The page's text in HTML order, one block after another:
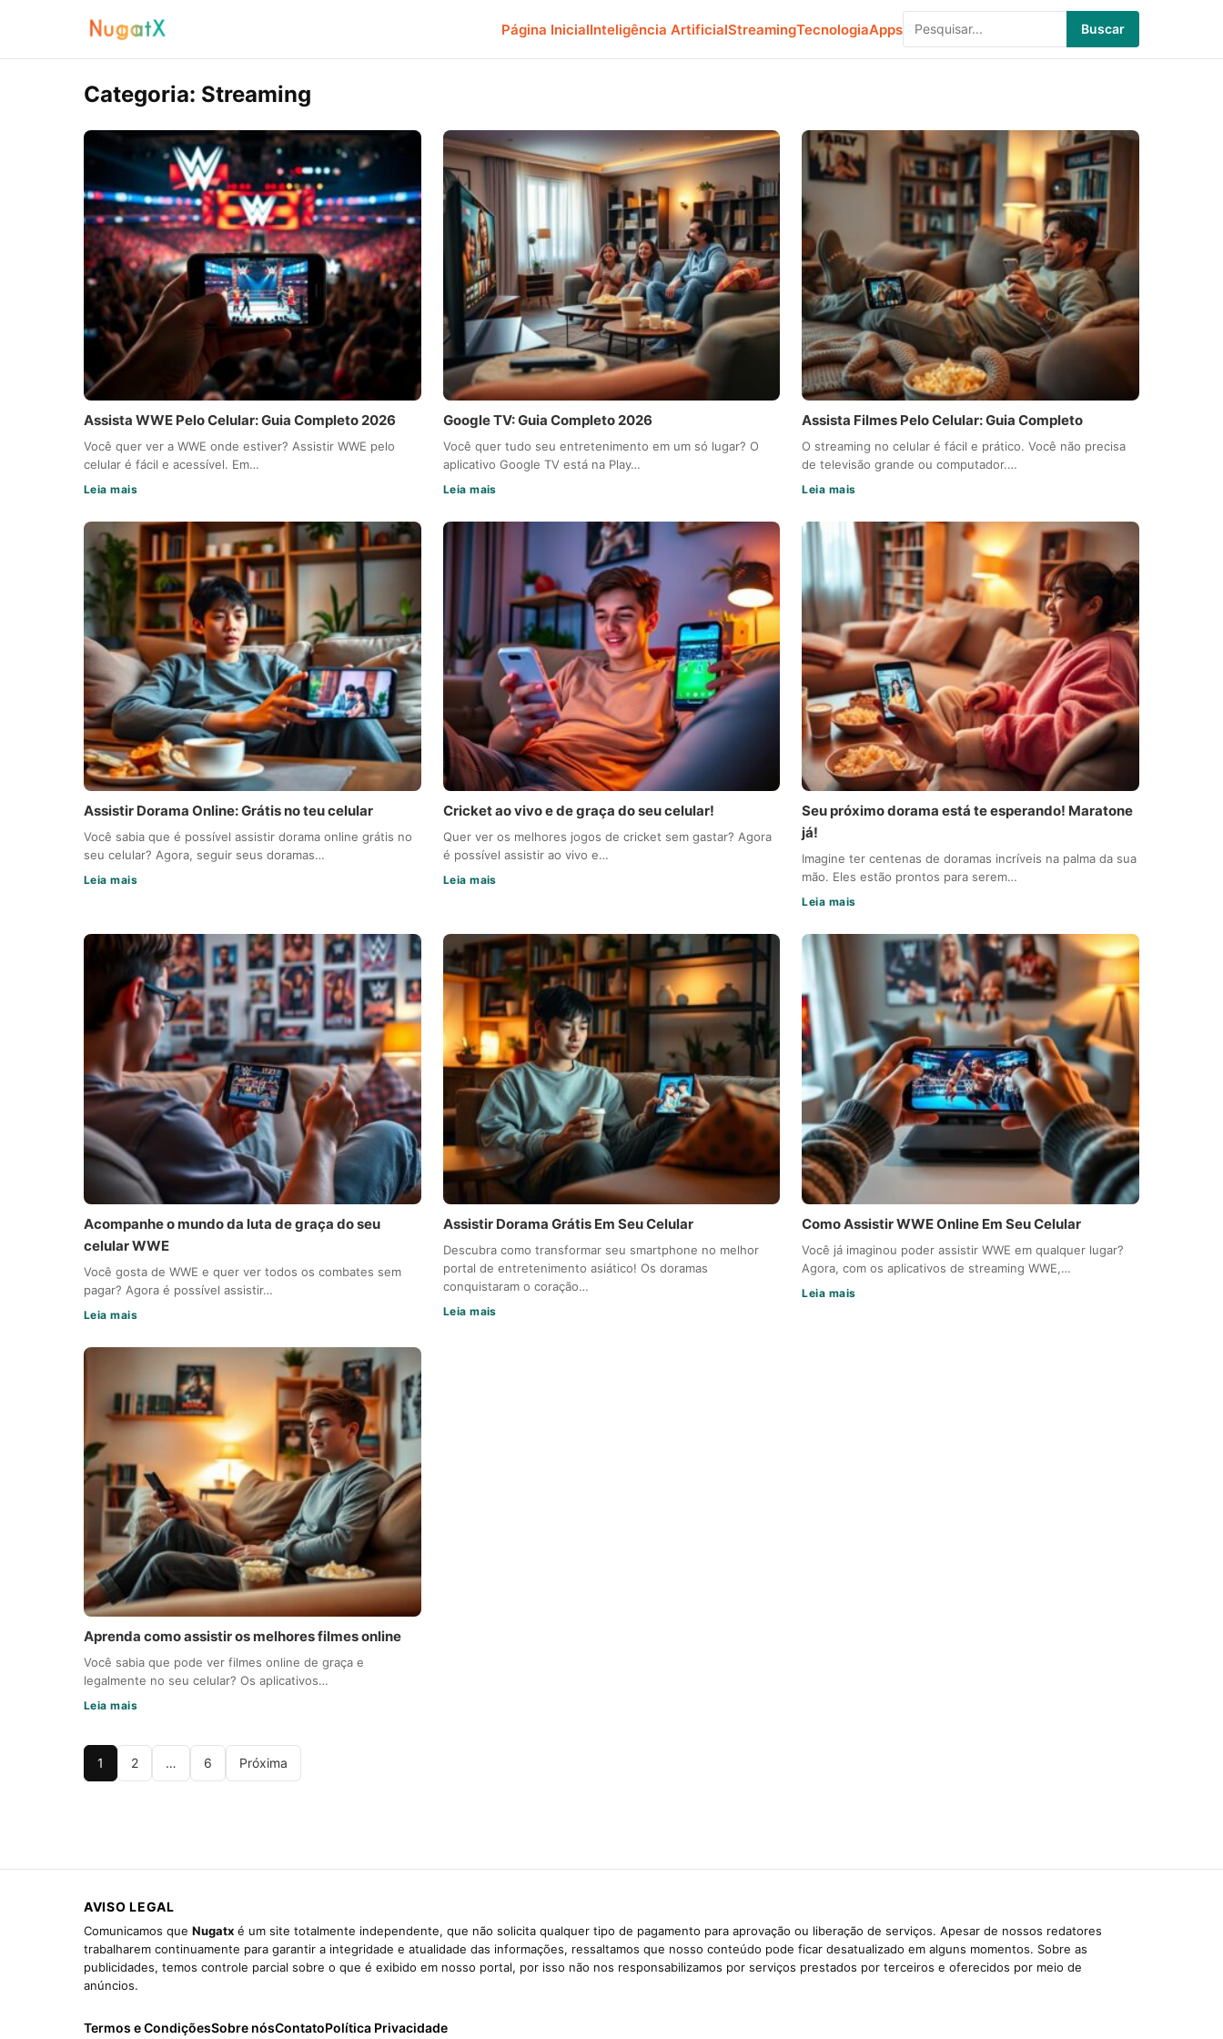
Página InicialInteligência ArtificialStreamingTecnologiaApps Buscar
Categoria: Streaming
Assista WWE Pelo Celular: Guia Completo 2026
Você quer ver a WWE onde estiver? Assistir WWE pelo
celular é fácil e acessível. Em…
Leia mais
Google TV: Guia Completo 2026
Você quer tudo seu entretenimento em um só lugar? O
aplicativo Google TV está na Play…
Leia mais
Assista Filmes Pelo Celular: Guia Completo
O streaming no celular é fácil e prático. Você não precisa
de televisão grande ou computador.…
Leia mais
Assistir Dorama Online: Grátis no teu celular
Você sabia que é possível assistir dorama online grátis no
seu celular? Agora, seguir seus doramas…
Leia mais
Cricket ao vivo e de graça do seu celular!
Quer ver os melhores jogos de cricket sem gastar? Agora
é possível assistir ao vivo e…
Leia mais
Seu próximo dorama está te esperando! Maratone
já!
Imagine ter centenas de doramas incríveis na palma da sua
mão. Eles estão prontos para serem…
Leia mais
Acompanhe o mundo da luta de graça do seu
celular WWE
Você gosta de WWE e quer ver todos os combates sem
pagar? Agora é possível assistir…
Leia mais
Assistir Dorama Grátis Em Seu Celular
Descubra como transformar seu smartphone no melhor
portal de entretenimento asiático! Os doramas
conquistaram o coração…
Leia mais
Como Assistir WWE Online Em Seu Celular
Você já imaginou poder assistir WWE em qualquer lugar?
Agora, com os aplicativos de streaming WWE,…
Leia mais
Aprenda como assistir os melhores filmes online
Você sabia que pode ver filmes online de graça e
legalmente no seu celular? Os aplicativos…
Leia mais
1 2 … 6 Próxima
AVISO LEGAL
Comunicamos que Nugatx é um site totalmente independente, que não solicita qualquer tipo de pagamento para aprovação ou liberação de serviços. Apesar de nossos redatores
trabalharem continuamente para garantir a integridade e atualidade das informações, ressaltamos que nosso conteúdo pode ficar desatualizado em alguns momentos. Sobre as
publicidades, temos controle parcial sobre o que é exibido em nosso portal, por isso não nos responsabilizamos por serviços prestados por terceiros e oferecidos por meio de
anúncios.
Termos e CondiçõesSobre nósContatoPolítica Privacidade